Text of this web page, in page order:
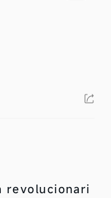
revolucionari